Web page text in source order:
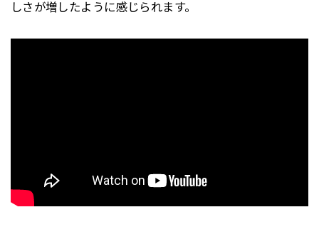
しさが増したように感じられます。